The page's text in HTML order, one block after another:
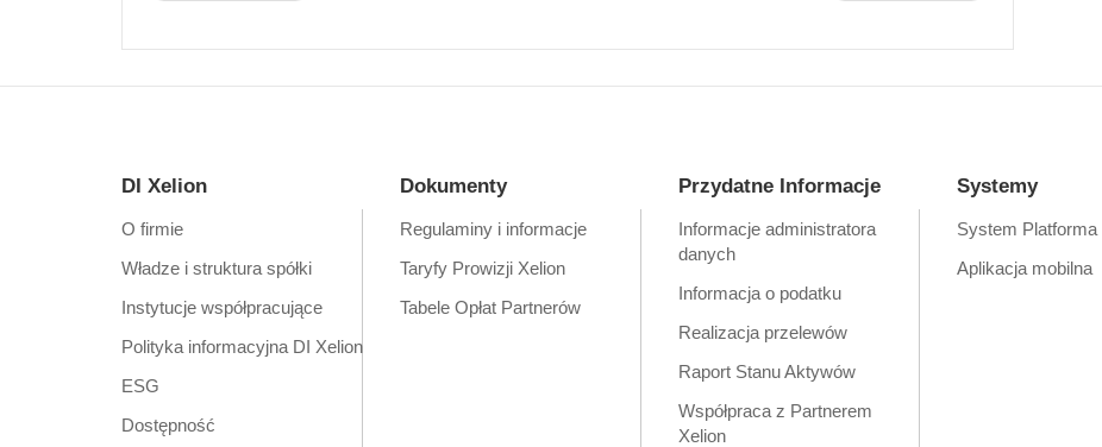
DI Xelion
O firmie
Władze i struktura spółki
Instytucje współpracujące
Polityka informacyjna DI Xelion
ESG
Dostępność
Dokumenty
Regulaminy i informacje
Taryfy Prowizji Xelion
Tabele Opłat Partnerów
Przydatne Informacje
Informacje administratora
danych
Informacja o podatku
Realizacja przelewów
Raport Stanu Aktywów
Współpraca z Partnerem
Xelion
Systemy
System Platforma
Aplikacja mobilna